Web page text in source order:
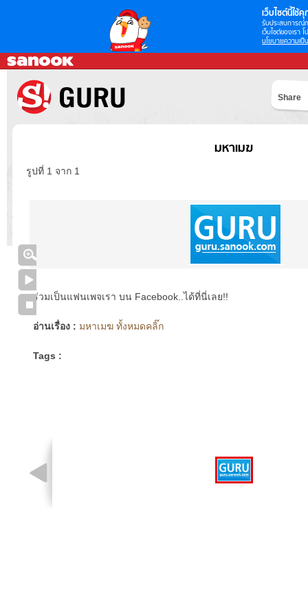
เว็บไซต์นี้ใช้คุ
รับประสบการณ์
เว็บไซต์ของเรา
นโยบายความเป็
Share
มหาเมฆ
รูปที่ 1 จาก 1
ร่วมเป็นแฟนเพจเรา บน Facebook..ได้ที่นี่เลย!!
อ่านเรื่อง : มหาเมฆ ทั้งหมดคลิ๊ก
Tags :